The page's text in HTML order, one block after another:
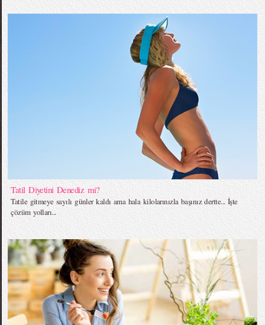
Tatil Diyetini Denediz mi?
Tatile gitmeye sayılı günler kaldı ama hala kilolarınızla başınız dertte... İşte
çözüm yolları...